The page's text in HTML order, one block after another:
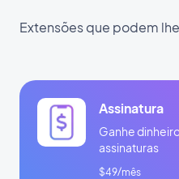
Extensões que podem
Assinatura
Ganhe
assinaturas
$49/mês